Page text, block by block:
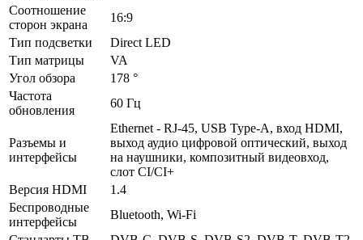
Соотношение
сторон экрана
16:9
Тип подсветки
Direct LED
Тип матрицы
VA
Угол обзора
178 °
Частота
обновления
60 Гц
Разъемы и
интерфейсы
Ethernet - RJ-45, USB Type-A, вход HDMI,
выход аудио цифровой оптический, выход
на наушники, композитный видеовход,
слот CI/CI+
Версия HDMI
1.4
Беспроводные
интерфейсы
Bluetooth, Wi-Fi